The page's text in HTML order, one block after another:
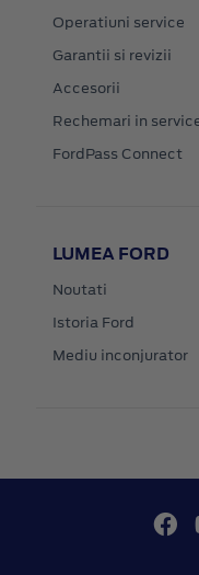
Operatiuni service
Garantii si revizii
Accesorii
Rechemari in
FordPass Connect
LUMEA FORD
Noutati
Istoria Ford
Mediu inconjurator